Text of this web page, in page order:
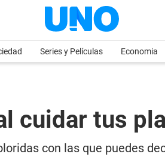
Series y Películas Economia
cuidar tus
con las que puedes